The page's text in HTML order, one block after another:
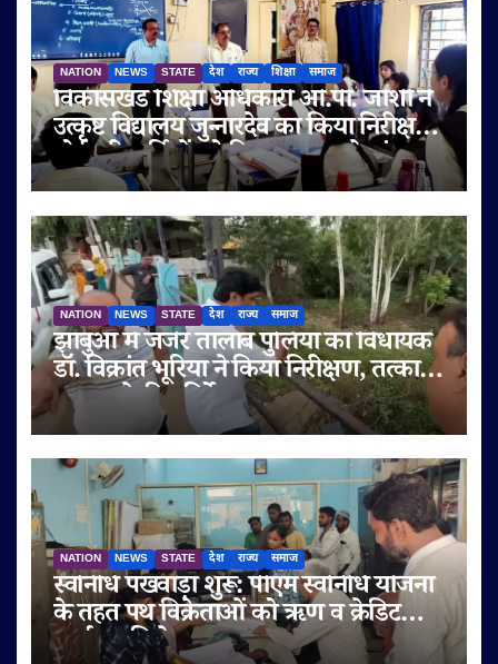
NATION NEWS STATE देश राज्य शिक्षा समाज
विकासखंड शिक्षा अधिकारी ओ.पी. जोशी ने
उत्कृष्ट विद्यालय जुन्नारदेव का किया निरीक्षण,
बोर्ड परीक्षार्थियों को दिए सफलता के मंत्र
NATION NEWS STATE देश राज्य समाज
झाबुआ में जर्जर तालाब पुलिया का विधायक
डॉ. विक्रांत भूरिया ने किया निरीक्षण, तत्काल
मरम्मत के दिए निर्देश
NATION NEWS STATE देश राज्य समाज
स्वनिधि पखवाड़ा शुरू: पीएम स्वनिधि योजना
के तहत पथ विक्रेताओं को ऋण व क्रेडिट
कार्ड का मिलेगा लाभ